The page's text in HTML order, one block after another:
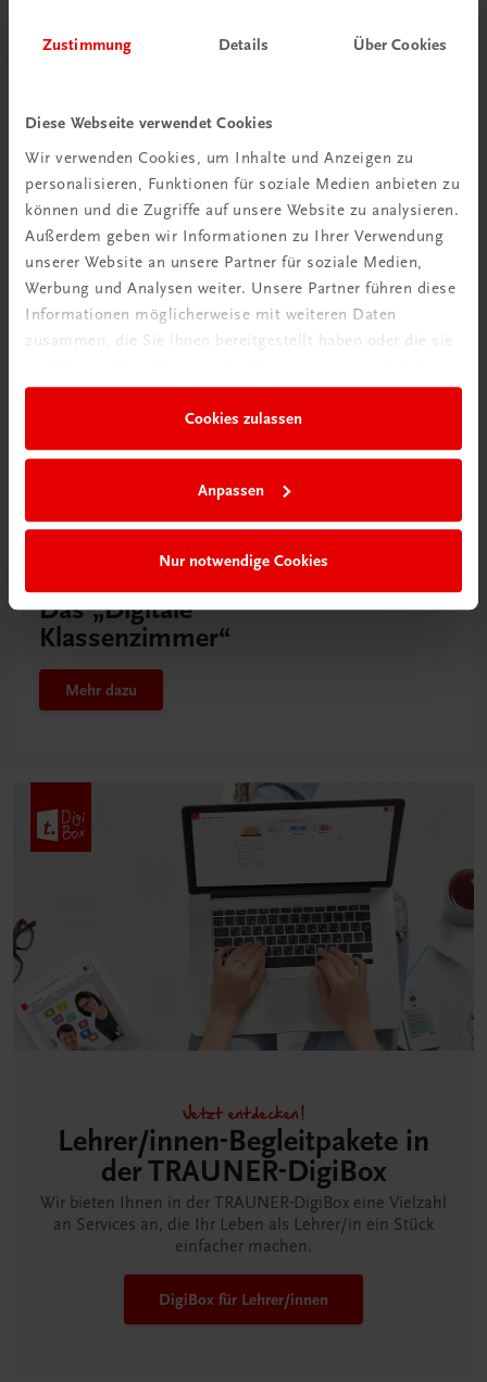
Zustimmung Details Über Cookies
Diese Webseite verwendet Cookies
Wir verwenden Cookies, um Inhalte und Anzeigen zu
personalisieren, Funktionen für soziale Medien anbieten zu
können und die Zugriffe auf unsere Website zu analysieren.
Außerdem geben wir Informationen zu Ihrer Verwendung
unserer Website an unsere Partner für soziale Medien,
Werbung und Analysen weiter. Unsere Partner führen diese
Informationen möglicherweise mit weiteren Daten
zusammen, die Sie ihnen bereitgestellt haben oder die sie
Cookies zulassen
Anpassen
Nur notwendige Cookies
Schon entdeckt?
Ratgeber Schulpraxis
Neu in der DigiBox
Das „Digitale
Klassenzimmer“
Mehr dazu
Jetzt entdecken!
Lehrer/innen-Begleitpakete in
der TRAUNER-DigiBox
Wir bieten Ihnen in der TRAUNER-DigiBox eine Vielzahl
an Services an, die Ihr Leben als Lehrer/in ein Stück
einfacher machen.
DigiBox für Lehrer/innen